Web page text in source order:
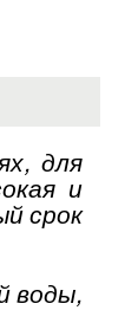
для
и
срок
воды,